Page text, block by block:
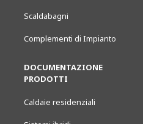
Scaldabagni
Complementi di Impianto
DOCUMENTAZIONE
PRODOTTI
Caldaie residenziali